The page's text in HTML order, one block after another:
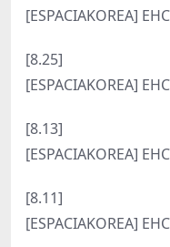
[ESPACIAKOREA]
[8.25]
[ESPACIAKOREA]
[8.13]
[ESPACIAKOREA]
[8.11]
[ESPACIAKOREA]